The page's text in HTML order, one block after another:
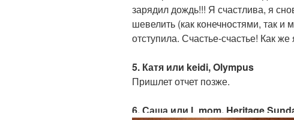
зарядил дождь!!! Я счастлива, я
шевелить (как конечностями, так
отступила. Счастье-счастье! Как
5. Катя или keidi, Olympus
Пришлет отчет позже.
6. Саша или l_mom, Heritage